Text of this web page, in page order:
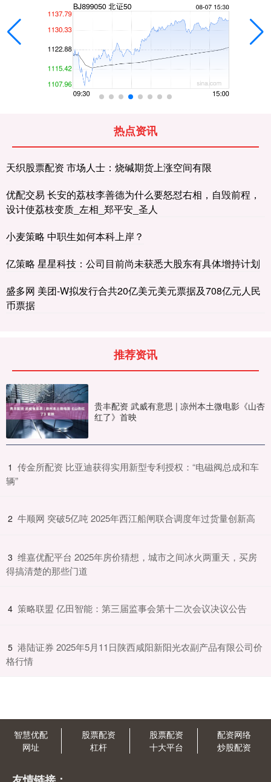
热点资讯
天织股票配资 市场人士：烧碱期货上涨空间有限
优配交易 长安的荔枝李善德为什么要怒怼右相，自毁前程，
设计使荔枝变质_左相_郑平安_圣人
小麦策略 中职生如何本科上岸？
亿策略 星星科技：公司目前尚未获悉大股东有具体增持计划
盛多网 美团-W拟发行合共20亿美元美元票据及708亿元人民
币票据
推荐资讯
贵丰配资 武威有意思 | 凉州本土微电影《山杏
红了》首映
1 ​传金所配资 比亚迪获得实用新型专利授权：“电磁阀总成和车
辆”
2 ​牛顺网 突破5亿吨 2025年西江船闸联合调度年过货量创新高
3 ​维嘉优配平台 2025年房价猜想，城市之间冰火两重天，买房
得搞清楚的那些门道
4 ​策略联盟 亿田智能：第三届监事会第十二次会议决议公告
5 ​港陆证券 2025年5月11日陕西咸阳新阳光农副产品有限公司价
格行情
智慧优配
网址
股票配资
杠杆
股票配资
十大平台
配资网络
炒股配资